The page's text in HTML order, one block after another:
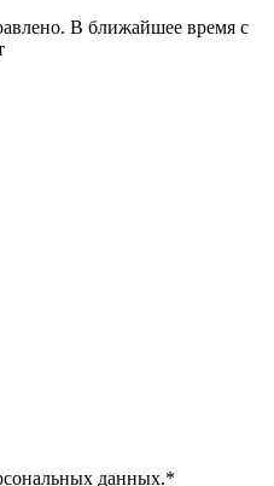
В ближайшее время с
данных.*